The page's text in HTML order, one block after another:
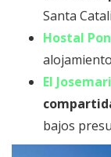
Santa
Hostal
alojamiento
El Josemari
bajos